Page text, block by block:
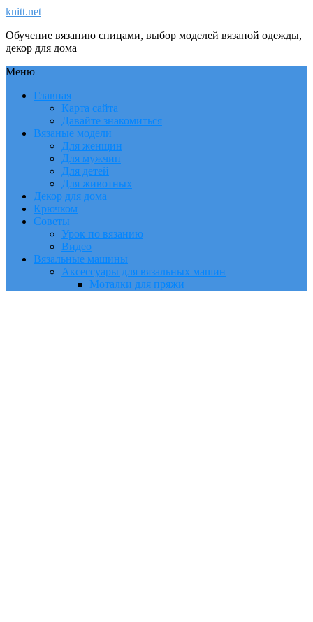
knitt.net
Обучение вязанию спицами, выбор моделей вязаной одежды,
декор для дома
Меню
Главная
Карта сайта
Давайте знакомиться
Вязаные модели
Для женщин
Для мужчин
Для детей
Для животных
Декор для дома
Крючком
Советы
Урок по вязанию
Видео
Вязальные машины
Аксессуары для вязальных машин
Моталки для пряжи